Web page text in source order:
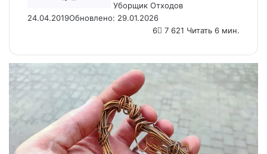
Уборщик Отходов
24.04.2019Обновлено: 29.01.2026
6
7 621 Читать 6 мин.